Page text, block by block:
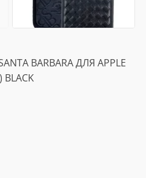
BARBARA ДЛЯ APPLE
BLACK